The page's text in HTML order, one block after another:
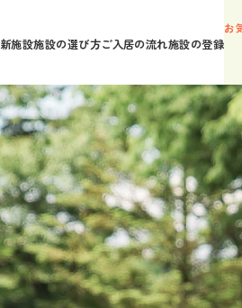
新施設施設の選び方ご入居の流れ施設の登録
お